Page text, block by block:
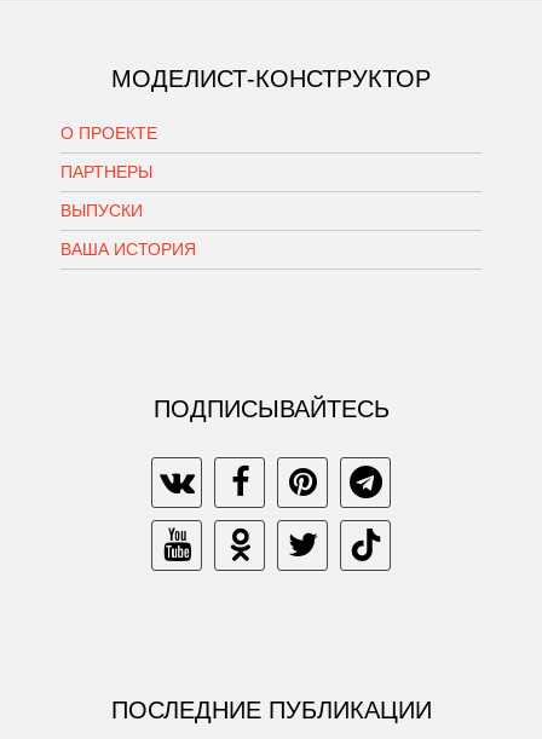
МОДЕЛИСТ-КОНСТРУКТОР
О ПРОЕКТЕ
ПАРТНЕРЫ
ВЫПУСКИ
ВАША ИСТОРИЯ
ПОДПИСЫВАЙТЕСЬ
ПОСЛЕДНИЕ ПУБЛИКАЦИИ